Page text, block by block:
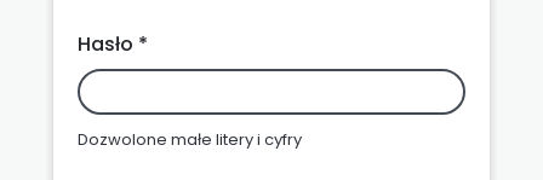
Hasło *
Dozwolone małe litery i cyfry